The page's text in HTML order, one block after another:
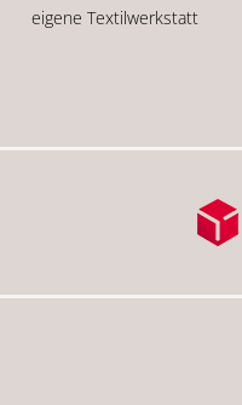
eigene Textilwerkstatt